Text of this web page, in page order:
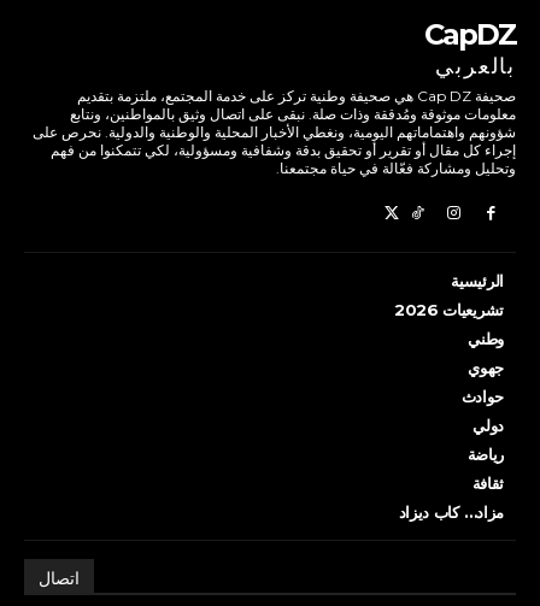
CapDZ
بالعربي
صحيفة Cap DZ هي صحيفة وطنية تركز على خدمة المجتمع، ملتزمة بتقديم
معلومات موثوقة ومُدققة وذات صلة. نبقى على اتصال وثيق بالمواطنين، ونتابع
شؤونهم واهتماماتهم اليومية، ونغطي الأخبار المحلية والوطنية والدولية. نحرص على
إجراء كل مقال أو تقرير أو تحقيق بدقة وشفافية ومسؤولية، لكي تتمكنوا من فهم
وتحليل ومشاركة فعّالة في حياة مجتمعنا.
الرئيسية
تشريعيات 2026
وطني
جهوي
حوادث
دولي
رياضة
ثقافة
مزاد… كاب ديزاد
اتصال